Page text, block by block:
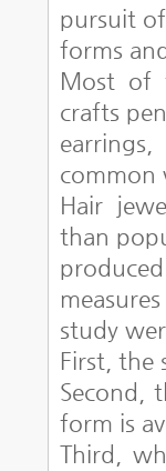
pursuit
forms
Most of
crafts
Hair
than
study
First, the
Second,
form is
Third,